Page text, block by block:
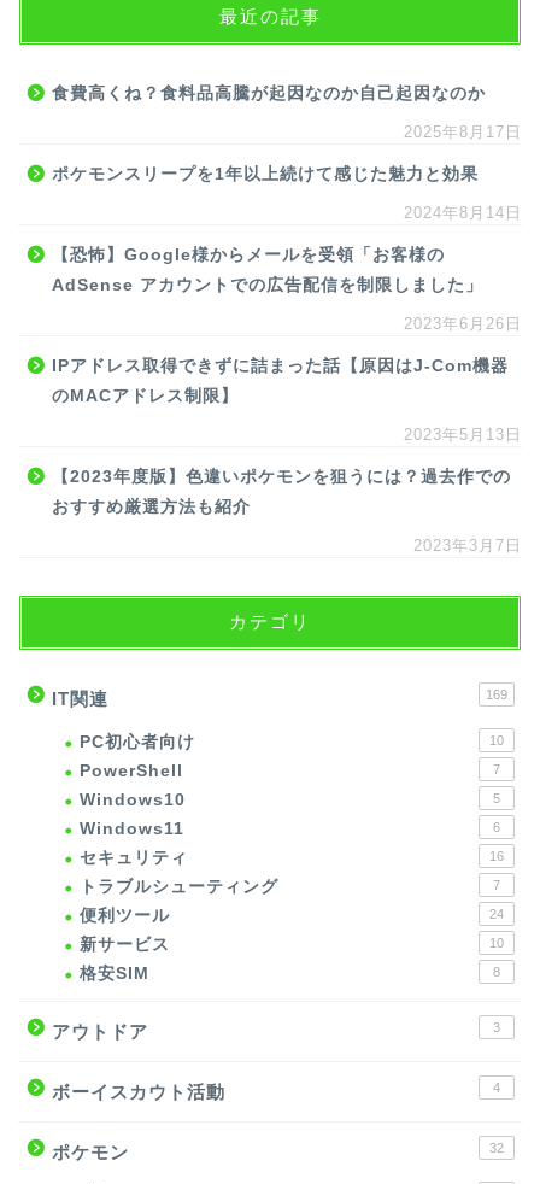
最近の記事
食費高くね？食料品高騰が起因なのか自己起因なのか
2025年8月17日
ポケモンスリープを1年以上続けて感じた魅力と効果
2024年8月14日
【恐怖】Google様からメールを受領「お客様の
AdSense アカウントでの広告配信を制限しました」
2023年6月26日
IPアドレス取得できずに詰まった話【原因はJ-Com機器
のMACアドレス制限】
2023年5月13日
【2023年度版】色違いポケモンを狙うには？過去作での
おすすめ厳選方法も紹介
2023年3月7日
カテゴリ
IT関連 169
PC初心者向け 10
PowerShell 7
Windows10 5
Windows11 6
セキュリティ 16
トラブルシューティング 7
便利ツール 24
新サービス 10
格安SIM 8
アウトドア 3
ボーイスカウト活動 4
ポケモン 32